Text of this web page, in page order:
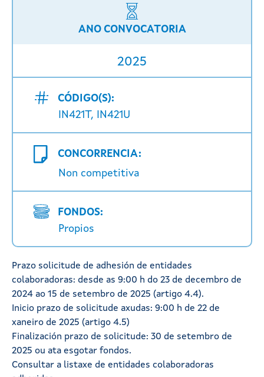
ANO CONVOCATORIA
2025
CÓDIGO(S):
IN421T, IN421U
CONCORRENCIA:
Non competitiva
FONDOS:
Propios
Prazo solicitude de adhesión de entidades
colaboradoras: desde as 9:00 h do 23 de decembro de
2024 ao 15 de setembro de 2025 (artigo 4.4).
Inicio prazo de solicitude axudas: 9:00 h de 22 de
xaneiro de 2025 (artigo 4.5)
Finalización prazo de solicitude: 30 de setembro de
2025 ou ata esgotar fondos.
Consultar a listaxe de entidades colaboradoras